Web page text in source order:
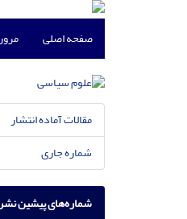
صفحه اصلی
مقالات آماده انتشار
شماره جاری
شماره‌های پیشین